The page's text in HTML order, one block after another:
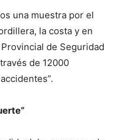
una muestra por el
la costa y en
de Seguridad
de 12000